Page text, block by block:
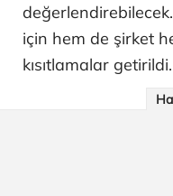
için hem de şirket
kısıtlamalar getirildi.